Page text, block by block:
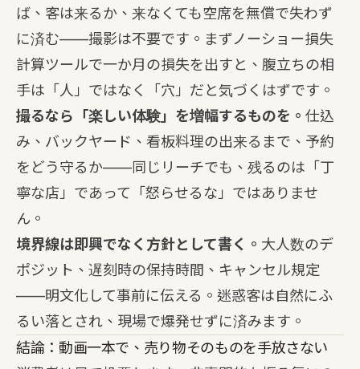
ば、客は来るか、来なくても空席を無償で失わず
に済む——撮影は不要です。まずノーショー損失
計算ツールで一か月の損失を出すと、腹立ちの相
手は「人」ではなく「穴」だと気づくはずです。
撮るなら「楽しい体験」を増幅するものを。 仕込
み、バックヤード、看板料理の出来るまで、予約
をどう守るか——同じリーチでも、残るのは「丁
寧な店」であって「怒らせるな」ではありませ
ん。
境界線は即興でなく方針として書く。 大人数のデ
ポジット、遅刻時の保持時間、キャンセル規定
——明文化して事前に伝える。迷惑客は自然にふ
るい落とされ、現場で爆発せずに済みます。
結論：動画一本で、売り物そのものを手放さない